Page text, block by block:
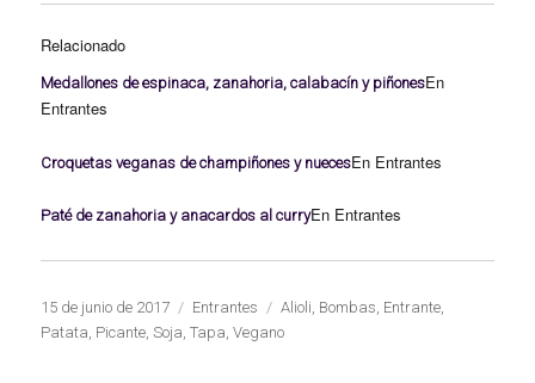
Relacionado
Medallones de espinaca, zanahoria, calabacín y piñonesEn
Entrantes
Croquetas veganas de champiñones y nuecesEn Entrantes
Paté de zanahoria y anacardos al curryEn Entrantes
Publicado
el
15 de junio de 2017 Categorías
Entrantes Etiquetas
Alioli, Bombas, Entrante,
Patata, Picante,Soja,Tapa,Vegano